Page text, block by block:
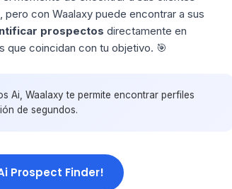
pero con Waalaxy puede encontrar a sus
prospectos directamente en
que coincidan con tu objetivo. 🎯
Ai, Waalaxy te permite encontrar perfiles
de segundos.
Prospect Finder!